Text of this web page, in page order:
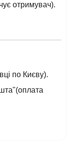
отримувач).
по Києву).